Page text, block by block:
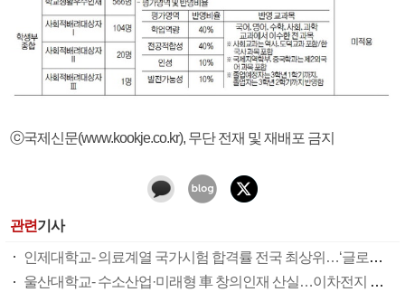
ⓒ국제신문(www.kookje.co.kr), 무단 전재 및 재배포 금지
관련기사
인제대학교- 의료계열 국가시험 합격률 전국 최상위…‘글로컬 사업’ 예비 지정도
울산대학교- 수소산업·미래형 車 창의인재 산실…이차전지 이론·실무 집중교육